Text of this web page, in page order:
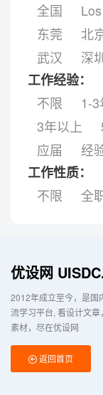
全国
东莞
北
武汉
深
工作经验：
不限
1-3
3年以上
应届
经
工作性质：
不限
全
优设网
2012年成立至今，是国
流学习平台 看设计文章
素材，尽在优设网
返回首页